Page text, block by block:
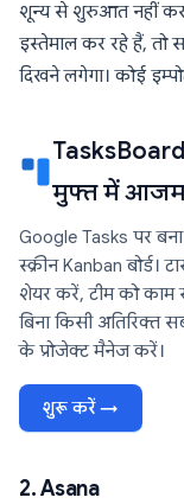
शून्य से शुरुआत नहीं
इस्तेमाल कर रहे हैं, तो
दिखने लगेगा। कोई
मुफ्त में
Google Tasks पर
स्क्रीन Kanban बोर्ड।
शेयर करें, टीम को काम
बिना किसी अतिरिक्त
के प्रोजेक्ट मैनेज करें।
शुरू करें →
2. Asana